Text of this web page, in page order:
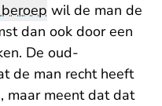
wil de man de
dan ook door een
De oud-
de man recht heeft
maar meent dat dat